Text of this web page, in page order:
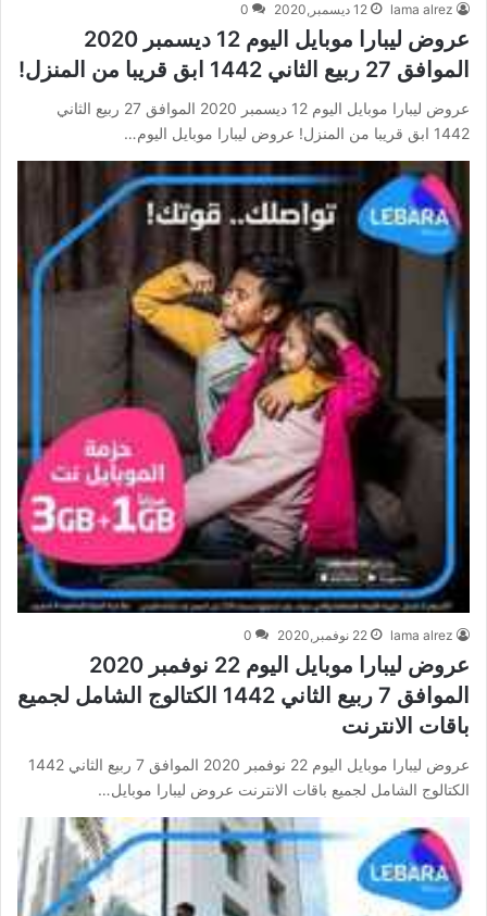
lama alrez 12 ديسمبر,2020 0
عروض ليبارا موبايل اليوم 12 ديسمبر 2020
الموافق 27 ربيع الثاني 1442 ابق قريبا من المنزل!
عروض ليبارا موبايل اليوم 12 ديسمبر 2020 الموافق 27 ربيع الثاني
1442 ابق قريبا من المنزل! عروض ليبارا موبايل اليوم…
lama alrez 22 نوفمبر,2020 0
عروض ليبارا موبايل اليوم 22 نوفمبر 2020
الموافق 7 ربيع الثاني 1442 الكتالوج الشامل لجميع
باقات الانترنت
عروض ليبارا موبايل اليوم 22 نوفمبر 2020 الموافق 7 ربيع الثاني 1442
الكتالوج الشامل لجميع باقات الانترنت عروض ليبارا موبايل…